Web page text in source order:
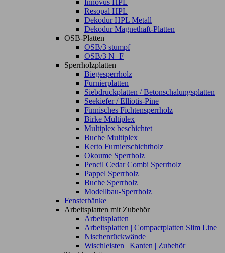
Innovus HPL
Resopal HPL
Dekodur HPL Metall
Dekodur Magnethaft-Platten
OSB-Platten
OSB/3 stumpf
OSB/3 N+F
Sperrholzplatten
Biegesperrholz
Furnierplatten
Siebdruckplatten / Betonschalungsplatten
Seekiefer / Elliotis-Pine
Finnisches Fichtensperrholz
Birke Multiplex
Multiplex beschichtet
Buche Multiplex
Kerto Furnierschichtholz
Okoume Sperrholz
Pencil Cedar Combi Sperrholz
Pappel Sperrholz
Buche Sperrholz
Modellbau-Sperrholz
Fensterbänke
Arbeitsplatten mit Zubehör
Arbeitsplatten
Arbeitsplatten | Compactplatten Slim Line
Nischenrückwände
Wischleisten | Kanten | Zubehör